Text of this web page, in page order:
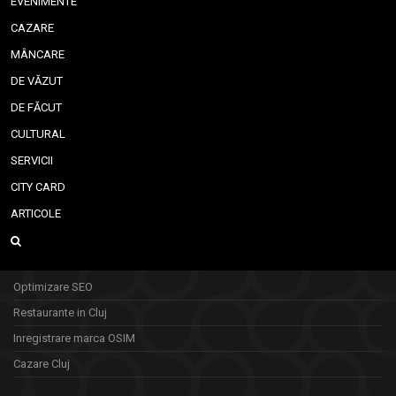
CAZARE
MÂNCARE
DE VĂZUT
DE FĂCUT
CULTURAL
SERVICII
CITY CARD
ARTICOLE
Optimizare SEO
Restaurante in Cluj
Inregistrare marca OSIM
Cazare Cluj